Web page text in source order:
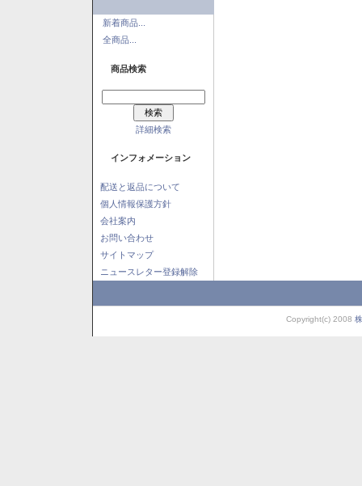
新着商品...
全商品...
商品検索
詳細検索
インフォメーション
配送と返品について
個人情報保護方針
会社案内
お問い合わせ
サイトマップ
ニュースレター登録解除
Copyright(c) 2008